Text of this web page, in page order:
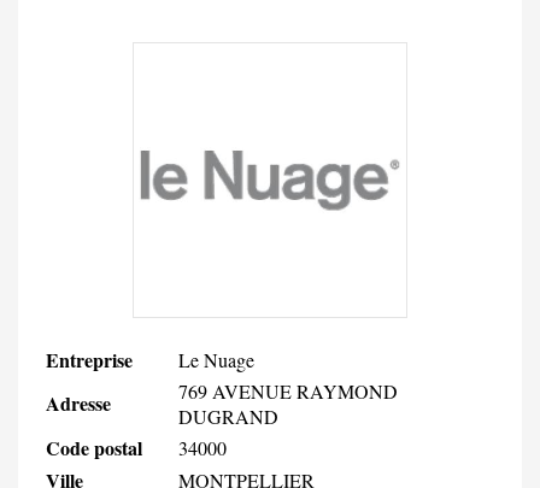
Entreprise Le Nuage
Adresse
769 AVENUE RAYMOND
DUGRAND
Code postal 34000
Ville MONTPELLIER